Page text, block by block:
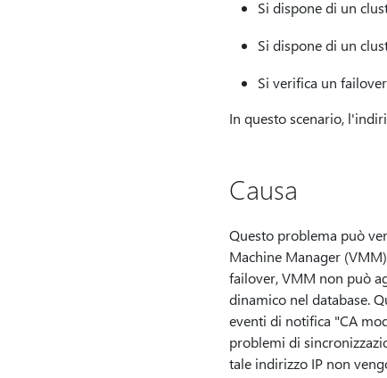
Si dispone di un
Si dispone di un
Si verifica un
In questo scenario,
Causa
Questo problema può
Machine Manager
failover, VMM non può
dinamico nel database.
eventi di notifica "CA
problemi di
tale indirizzo IP non